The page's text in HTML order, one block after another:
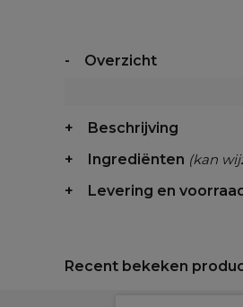
Overzicht
Beschrijving
Ingrediënten (kan
Levering en
Recent bekeken